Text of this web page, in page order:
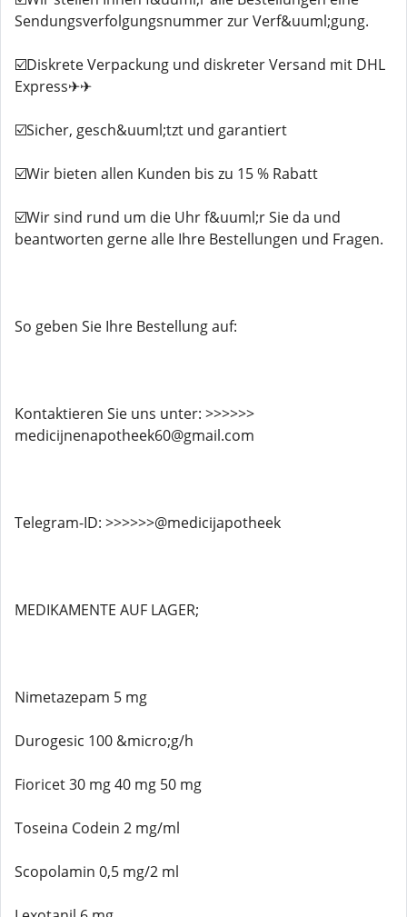
Sendungsverfolgungsnummer zur Verf&uuml;gung.
☑️Diskrete Verpackung und diskreter Versand mit DHL
Express✈✈
☑️Sicher, gesch&uuml;tzt und garantiert
☑️Wir bieten allen Kunden bis zu 15 % Rabatt
☑️Wir sind rund um die Uhr f&uuml;r Sie da und
beantworten gerne alle Ihre Bestellungen und Fragen.
So geben Sie Ihre Bestellung auf:
Kontaktieren Sie uns unter: >>>>>>
medicijnenapotheek60@gmail.com
Telegram-ID: >>>>>>@medicijapotheek
MEDIKAMENTE AUF LAGER;
Nimetazepam 5 mg
Durogesic 100 &micro;g/h
Fioricet 30 mg 40 mg 50 mg
Toseina Codein 2 mg/ml
Scopolamin 0,5 mg/2 ml